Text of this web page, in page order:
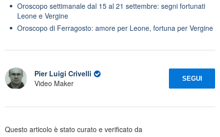
Oroscopo settimanale dal 15 al 21 settembre: segni fortunati
Leone e Vergine
Oroscopo di Ferragosto: amore per Leone, fortuna per Vergine
Pier Luigi Crivelli
Video Maker
SEGUI
Questo articolo è stato curato e verificato da